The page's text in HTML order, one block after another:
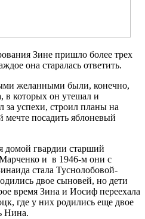
Зине пришло более трех
она старалась ответить.
желанными были, конечно,
в которых он утешал и
за успехи, строил планы на
мечте посадить яблоневый
домой гвардии старший
и в 1946-м они с
стала Туснолобовой-
двое сыновей, но дети
время Зина и Иосиф переехала
где у них родились еще двое
Нина.